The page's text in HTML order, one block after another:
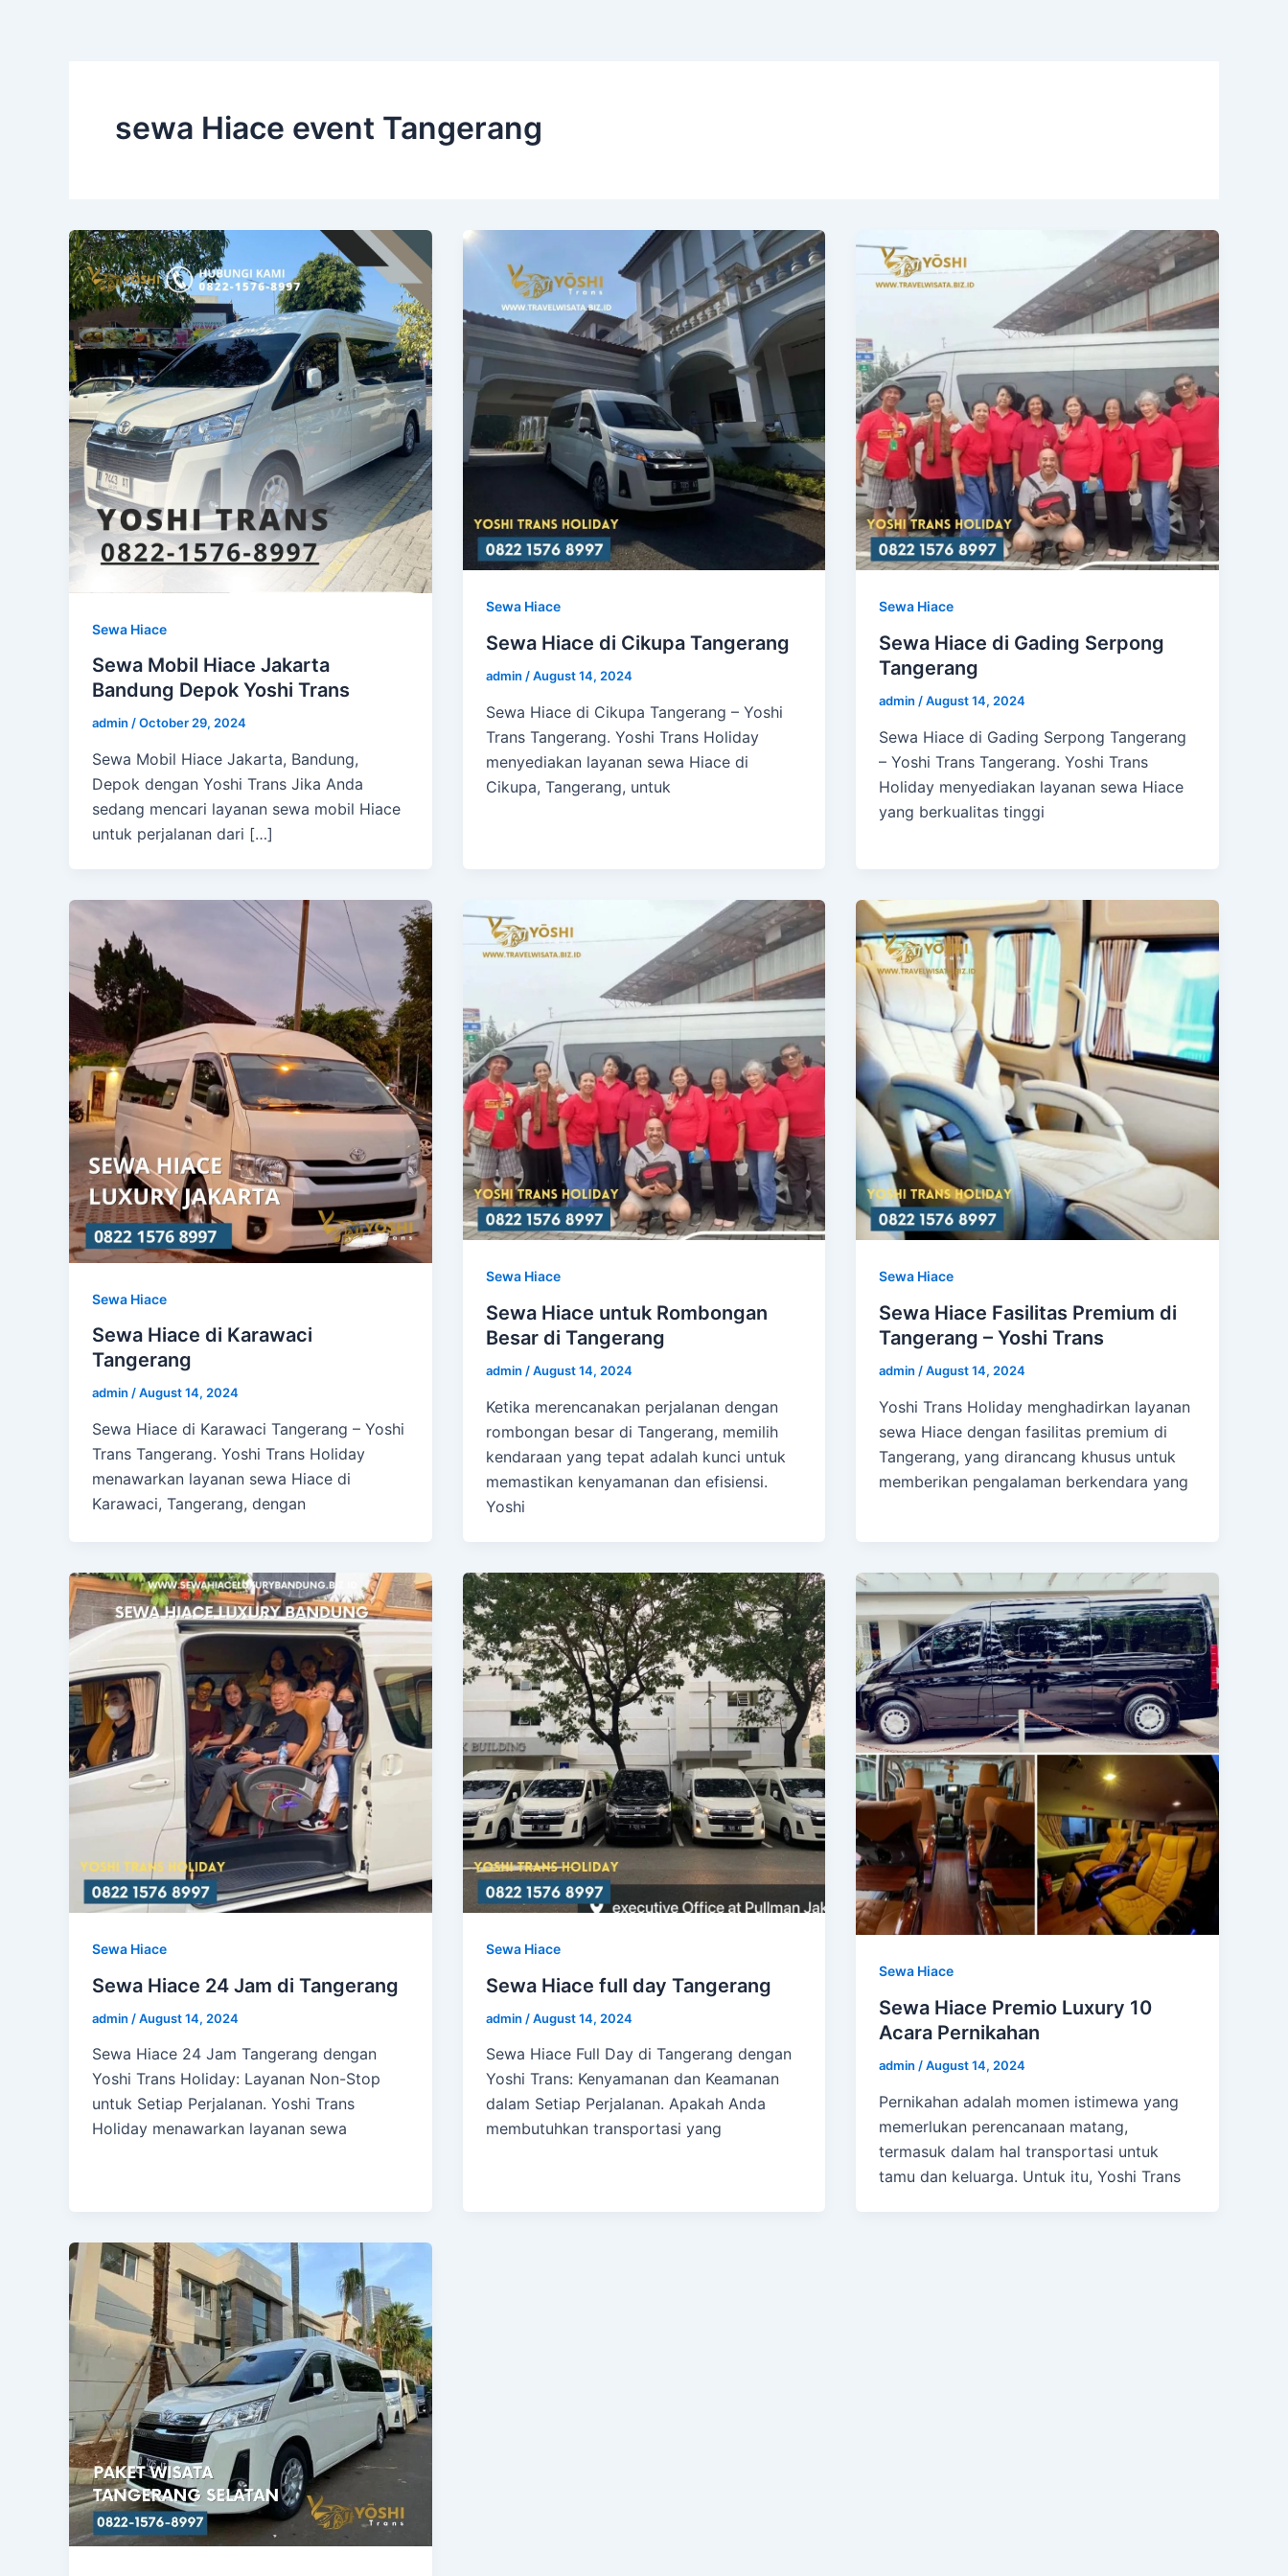
sewa Hiace event Tangerang
Sewa Hiace
Sewa Mobil Hiace Jakarta
Bandung Depok Yoshi Trans
admin /October 29, 2024
Sewa Mobil Hiace Jakarta, Bandung,
Depok dengan Yoshi Trans Jika Anda
sedang mencari layanan sewa mobil Hiace
untuk perjalanan dari […]
Sewa Hiace
Sewa Hiace di Cikupa Tangerang
admin /August 14, 2024
Sewa Hiace di Cikupa Tangerang – Yoshi
Trans Tangerang. Yoshi Trans Holiday
menyediakan layanan sewa Hiace di
Cikupa, Tangerang, untuk
Sewa Hiace
Sewa Hiace di Gading Serpong
Tangerang
admin /August 14, 2024
Sewa Hiace di Gading Serpong Tangerang
– Yoshi Trans Tangerang. Yoshi Trans
Holiday menyediakan layanan sewa Hiace
yang berkualitas tinggi
Sewa Hiace
Sewa Hiace di Karawaci
Tangerang
admin /August 14, 2024
Sewa Hiace di Karawaci Tangerang – Yoshi
Trans Tangerang. Yoshi Trans Holiday
menawarkan layanan sewa Hiace di
Karawaci, Tangerang, dengan
Sewa Hiace
Sewa Hiace untuk Rombongan
Besar di Tangerang
admin /August 14, 2024
Ketika merencanakan perjalanan dengan
rombongan besar di Tangerang, memilih
kendaraan yang tepat adalah kunci untuk
memastikan kenyamanan dan efisiensi.
Yoshi
Sewa Hiace
Sewa Hiace Fasilitas Premium di
Tangerang – Yoshi Trans
admin /August 14, 2024
Yoshi Trans Holiday menghadirkan layanan
sewa Hiace dengan fasilitas premium di
Tangerang, yang dirancang khusus untuk
memberikan pengalaman berkendara yang
Sewa Hiace
Sewa Hiace 24 Jam di Tangerang
admin /August 14, 2024
Sewa Hiace 24 Jam Tangerang dengan
Yoshi Trans Holiday: Layanan Non-Stop
untuk Setiap Perjalanan. Yoshi Trans
Holiday menawarkan layanan sewa
Sewa Hiace
Sewa Hiace full day Tangerang
admin /August 14, 2024
Sewa Hiace Full Day di Tangerang dengan
Yoshi Trans: Kenyamanan dan Keamanan
dalam Setiap Perjalanan. Apakah Anda
membutuhkan transportasi yang
Sewa Hiace
Sewa Hiace Premio Luxury 10
Acara Pernikahan
admin /August 14, 2024
Pernikahan adalah momen istimewa yang
memerlukan perencanaan matang,
termasuk dalam hal transportasi untuk
tamu dan keluarga. Untuk itu, Yoshi Trans